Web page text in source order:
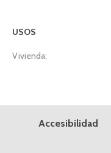
USOS
Vivienda;
Accesibilidad